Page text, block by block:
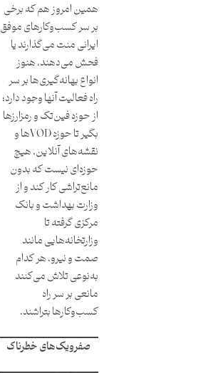
همین امروز هم که برخی
بر سر کسب‌وکارهای موفق
ایرانی منت می‌گذارند یا
فحش می‌دهند، هنوز
انواع بهانه‌گیری‌ها بر سر
راه فعالیت آنها وجود دارد؛
از حوزه فین‌تک و رمزارزها
بگیر تا حوزه VODها و
نقشه‌های آنلاین. هیچ
حوزه‌ای نیست که بدون
مانع‌تراشی کار کند و از
وزارت بهداشت و بانک
مرکزی گرفته تا
وزارتخانه‌هایی مانند
صمت و نیرو، هر کدام
به‌نوعی تلاش می‌کنند
مانعی بر سر راه
کسب‌وکارها بتراشند.
صفرویک‌های خطرناک